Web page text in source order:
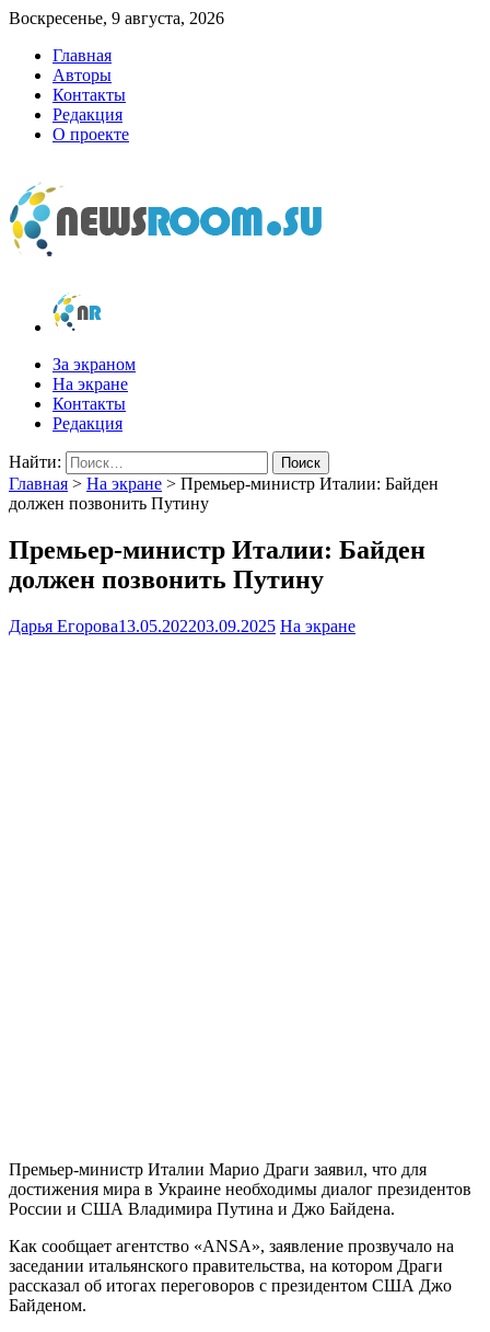
Воскресенье, 9 августа, 2026
Главная
Авторы
Контакты
Редакция
О проекте
newsroom.su
Новости о новостях
За экраном
На экране
Контакты
Редакция
Найти:
Главная > На экране > Премьер-министр Италии: Байден
должен позвонить Путину
Премьер-министр Италии: Байден
должен позвонить Путину
Дарья Егорова13.05.202203.09.2025 На экране
Премьер-министр Италии Марио Драги заявил, что для
достижения мира в Украине необходимы диалог президентов
России и США Владимира Путина и Джо Байдена.
Как сообщает агентство «ANSA», заявление прозвучало на
заседании итальянского правительства, на котором Драги
рассказал об итогах переговоров с президентом США Джо
Байденом.